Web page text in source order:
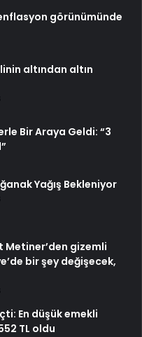
görünümünde
altından altın
Bir Araya Geldi: “3
Yağış Bekleniyor
Metiner’den gizemli
bir şey değişecek,
En düşük emekli
TL oldu